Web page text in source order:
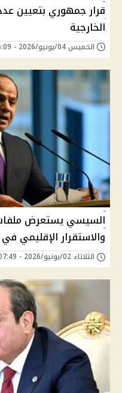
قرار جمهوري بتعيين
الخارجية
الخميس 04/يونيو/2026 - 06:09 م
السيسي يستعرض ملفات
والاستقرار الإقليمي
الثلاثاء 02/يونيو/2026 - 07:49 م